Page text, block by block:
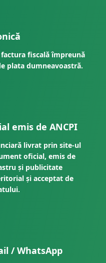
fiscală împreună
plata dumneavoastră.
emis de ANCPI
livrat prin site-ul
oficial, emis de
și publicitate
și acceptat de
/ WhatsApp